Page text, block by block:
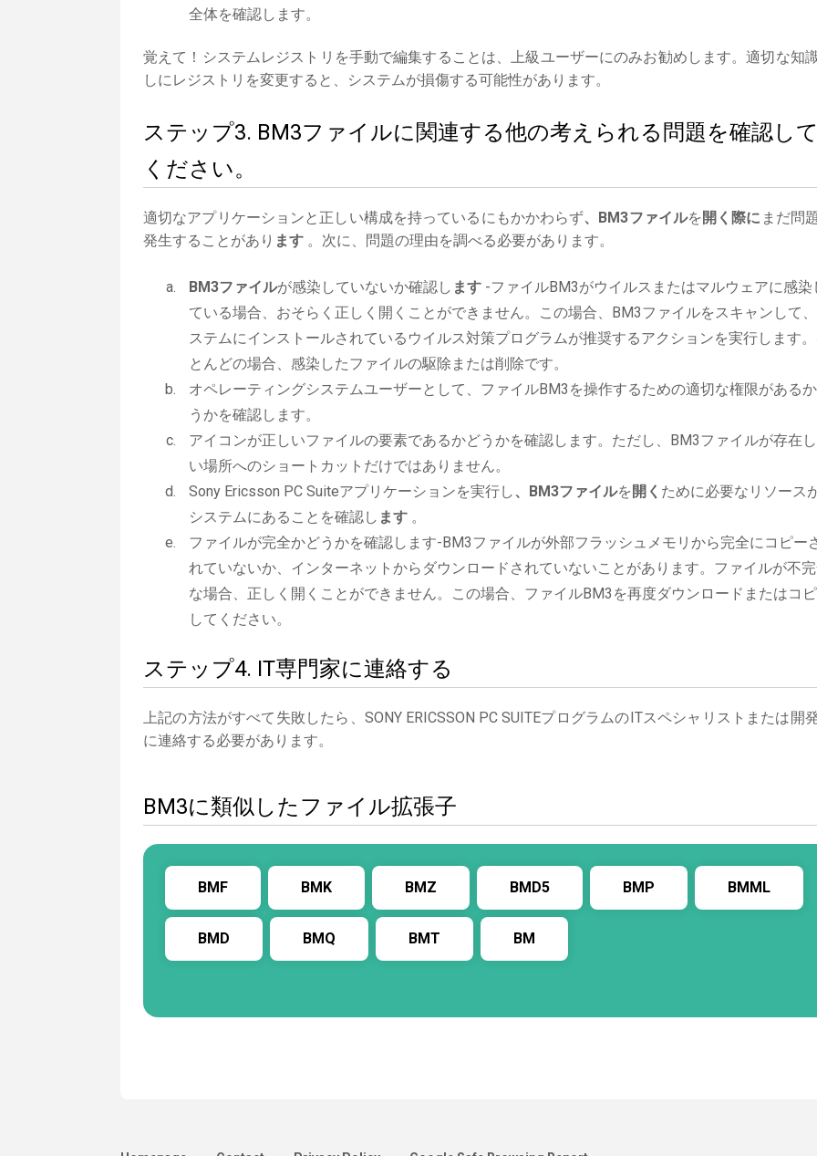
全体を確認します。
覚えて！システムレジストリを手動で編集することは、上級ユーザーにのみお勧めします。適切な知
しにレジストリを変更すると、システムが損傷する可能性があります。
ステップ3. BM3ファイルに関連する他の考えられる問題を確認して
ください。
適切なアプリケーションと正しい構成を持っているにもかかわらず、BM3ファイルを 開く際に まだ問
発生することがあり ます 。次に、問題の理由を調べる必要があります。
BM3ファイルが感染していないか確認し ます -ファイルBM3がウイルスまたはマルウェアに感染
ている場合、おそらく正しく開くことができません。この場合、BM3ファイルをスキャンして
ステムにインストールされているウイルス対策プログラムが推奨するアクションを実行します
とんどの場合、感染したファイルの駆除または削除です。
オペレーティングシステムユーザーとして、ファイルBM3を操作するための適切な権限がある
うかを確認します。
アイコンが正しいファイルの要素であるかどうかを確認します。ただし、BM3ファイルが存在
い場所へのショートカットだけではありません。
Sony Ericsson PC Suiteアプリケーションを実行し、BM3ファイルを 開く ために必要なリソース
システムにあることを確認し ます 。
ファイルが完全かどうかを確認します-BM3ファイルが外部フラッシュメモリから完全にコピー
れていないか、インターネットからダウンロードされていないことがあります。ファイルが不
な場合、正しく開くことができません。この場合、ファイルBM3を再度ダウンロードまたはコ
してください。
ステップ4. IT専門家に連絡する
上記の方法がすべて失敗したら、SONY ERICSSON PC SUITEプログラムのITスペシャリストまたは開
に連絡する必要があります。
BM3に類似したファイル拡張子
BMF BMK BMZ BMD5 BMP BMML
BMD BMQ BMT BM